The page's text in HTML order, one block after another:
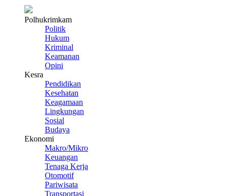
Polhukrimkam
Politik
Hukum
Kriminal
Keamanan
Opini
Kesra
Pendidikan
Kesehatan
Keagamaan
Lingkungan
Sosial
Budaya
Ekonomi
Makro/Mikro
Keuangan
Tenaga Kerja
Otomotif
Pariwisata
Transportasi